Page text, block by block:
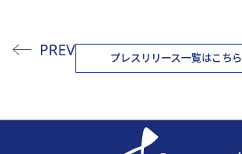
プレスリリース一覧はこちら